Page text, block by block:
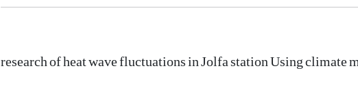
research of heat wave fluctuations in Jolfa station Using climate